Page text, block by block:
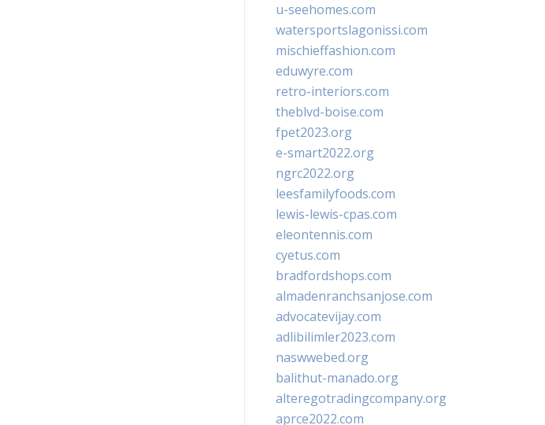
u-seehomes.com
watersportslagonissi.com
mischieffashion.com
eduwyre.com
retro-interiors.com
theblvd-boise.com
fpet2023.org
e-smart2022.org
ngrc2022.org
leesfamilyfoods.com
lewis-lewis-cpas.com
eleontennis.com
cyetus.com
bradfordshops.com
almadenranchsanjose.com
advocatevijay.com
adlibilimler2023.com
naswwebed.org
balithut-manado.org
alteregotradingcompany.org
aprce2022.com